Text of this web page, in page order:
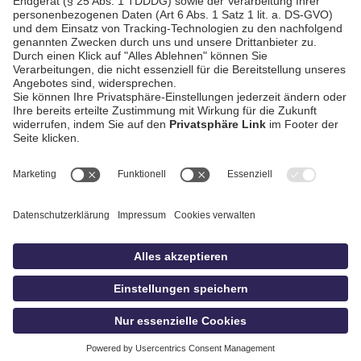
AGB / Gewinnspiele
Datenschutz
Impressum
idowa
Privatsphäre